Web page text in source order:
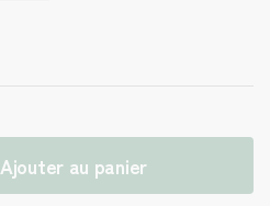
Ajouter au panier